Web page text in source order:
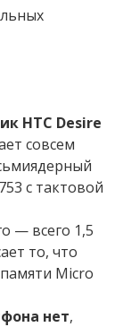
HTC Desire
совсем
с тактовой
— всего 1,5
то, что
Micro
нет,